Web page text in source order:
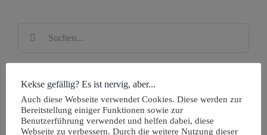
Neueste Beiträge
Die Herren 30 des DTC sind Deutscher Meister
Kekse gefällig? Es ist nervig, aber...
Auch diese Webseite verwendet Cookies. Diese werden zur
Bereitstellung einiger Funktionen sowie zur
Benutzerführung verwendet und helfen dabei, diese
Webseite zu verbessern. Durch die weitere Nutzung dieser